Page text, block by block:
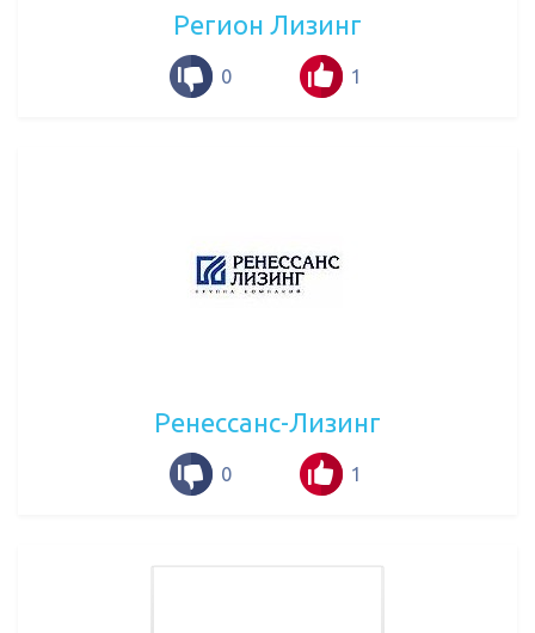
Регион Лизинг
0 1
Ренессанс-Лизинг
0 1